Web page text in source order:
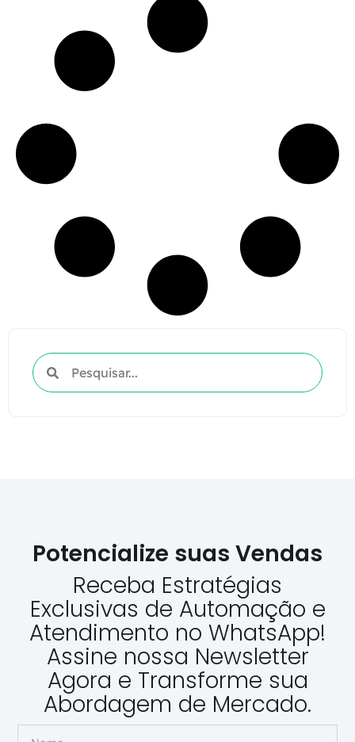
Potencialize suas Vendas
Receba Estratégias
Exclusivas de Automação e
Atendimento no WhatsApp!
Assine nossa Newsletter
Agora e Transforme sua
Abordagem de Mercado.